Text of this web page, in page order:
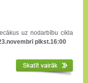
uz nodarbību cikla
plkst.16:00